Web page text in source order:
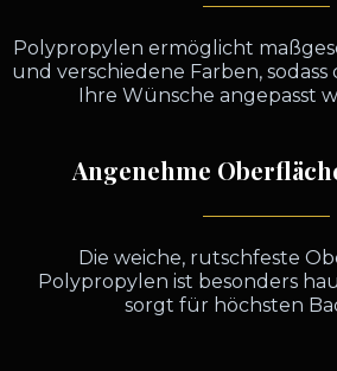
Polypropylen ermöglicht
und verschiedene Farben,
Ihre Wünsche angepasst
Angenehme
Die weiche, rutschfeste
Polypropylen ist besonders
sorgt für höchsten